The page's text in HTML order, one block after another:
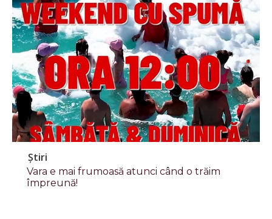
Știri
Vara e mai frumoasă atunci când o trăim
împreună!